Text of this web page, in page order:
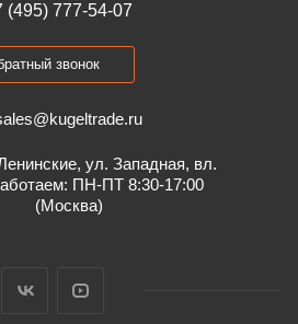
(495) 777-54-07
звонок
ул. Западная, вл.
ПН-ПТ 8:30-17:00
(Москва)